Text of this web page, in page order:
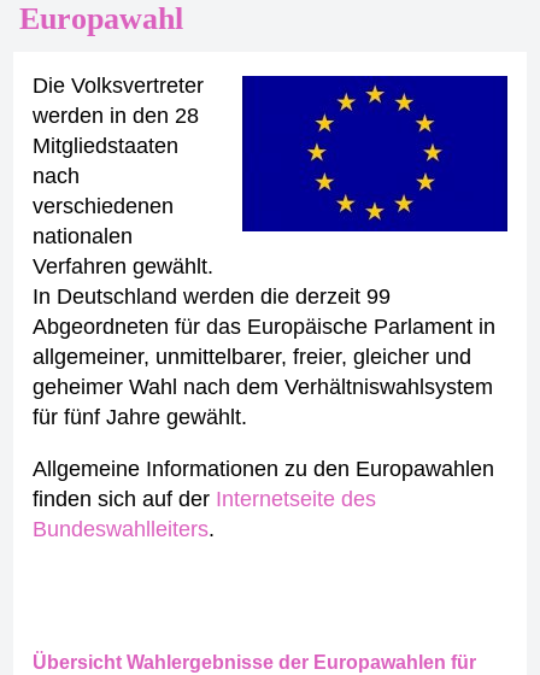
Europawahl
Die Volksvertreter
werden in den 28
Mitgliedstaaten
nach
verschiedenen
nationalen
Verfahren gewählt.
In Deutschland werden die derzeit 99
Abgeordneten für das Europäische Parlament in
allgemeiner, unmittelbarer, freier, gleicher und
geheimer Wahl nach dem Verhältniswahlsystem
für fünf Jahre gewählt.
Allgemeine Informationen zu den Europawahlen
finden sich auf der Internetseite des
Bundeswahlleiters.
Übersicht Wahlergebnisse der Europawahlen für